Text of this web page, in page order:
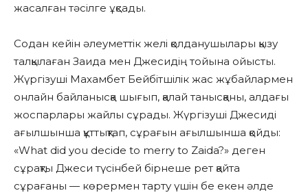
жасалған тәсілге ұқсады.
Содан кейін әлеуметтік желі қолданушылары қызу
талқылаған Заида мен Джесидің тойына ойысты.
Жүргізуші Махамбет Бейбітшілік жас жұбайлармен
онлайн байланысқа шығып, қалай танысқаны, алдағы
жоспарлары жайлы сұрады. Жүргізуші Джесиді
ағылшынша құттықтап, сұрағын ағылшынша қойды:
«What did you decide to merry to Zaida?» деген
сұрақты Джеси түсінбей бірнеше рет қайта
сұрағаны — көрермен тарту үшін бе екен әлде